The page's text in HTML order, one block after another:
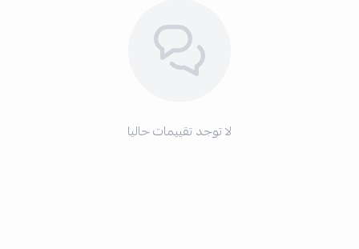
لا توجد تقييمات حاليا